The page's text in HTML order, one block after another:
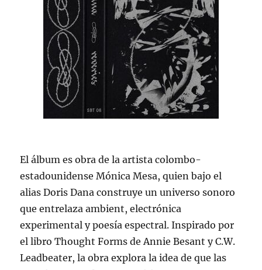
El álbum es obra de la artista colombo-
estadounidense Mónica Mesa, quien bajo el
alias Doris Dana construye un universo sonoro
que entrelaza ambient, electrónica
experimental y poesía espectral. Inspirado por
el libro Thought Forms de Annie Besant y C.W.
Leadbeater, la obra explora la idea de que las